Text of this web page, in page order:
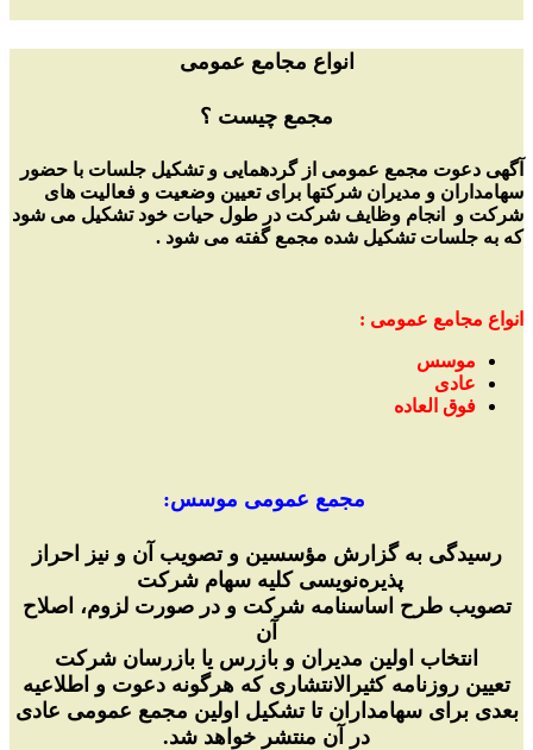
انواع مجامع عمومی
مجمع چیست ؟
آگهی دعوت مجمع عمومی از گردهمایی و تشکیل جلسات با حضور
سهامداران و مدیران شرکتها برای تعیین وضعیت و فعالیت های
شرکت و انجام وظایف شرکت در طول حیات خود تشکیل می شود
که به جلسات تشکیل شده مجمع گفته می شود .
انواع مجامع عمومی :
موسس
عادی
فوق العاده
مجمع عمومی موسس:
رسیدگی به گزارش مؤسسین و تصویب آن و نیز احراز
پذیره‌نویسی کلیه سهام شرکت
تصویب طرح اساسنامه شرکت و در صورت لزوم، اصلاح
آن
انتخاب اولین مدیران و بازرس یا بازرسان شرکت
تعیین روزنامه کثیرالانتشاری که هرگونه دعوت و اطلاعیه
بعدی برای سهامداران تا تشکیل اولین مجمع عمومی عادی
در آن منتشر خواهد شد.